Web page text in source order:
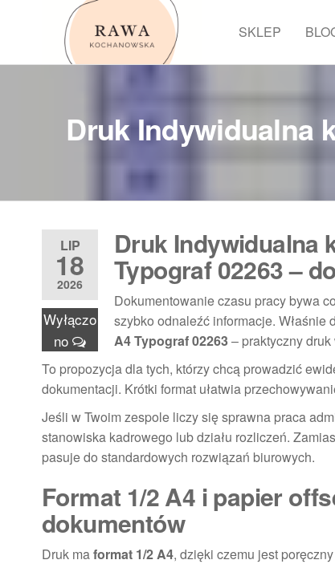
SKLEP
Druk Indywidualna
LIP
18
2026
Wyłączo
no
Druk Indywidualna
Typograf 02263 –
Dokumentowanie czasu pracy bywa
szybko odnaleźć informacje. Właśnie
A4 Typograf 02263– praktyczny
To propozycja dla tych, którzy chcą prowadzić
dokumentacji. Krótki format ułatwia
Jeśli w Twoim zespole liczy się sprawna praca
stanowiska kadrowego lub działu rozliczeń.
pasuje do standardowych rozwiązań biurowych.
Format 1/2 A4 i papier
dokumentów
Druk maformat 1/2 A4, dzięki czemu jest